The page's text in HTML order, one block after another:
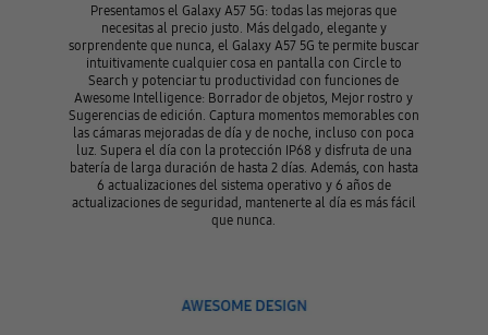
Presentamos el Galaxy A57 5G: todas las mejoras que
necesitas al precio justo. Más delgado, elegante y
sorprendente que nunca, el Galaxy A57 5G te permite buscar
intuitivamente cualquier cosa en pantalla con Circle to
Search y potenciar tu productividad con funciones de
Awesome Intelligence: Borrador de objetos, Mejor rostro y
Sugerencias de edición. Captura momentos memorables con
las cámaras mejoradas de día y de noche, incluso con poca
luz. Supera el día con la protección IP68 y disfruta de una
batería de larga duración de hasta 2 días. Además, con hasta
6 actualizaciones del sistema operativo y 6 años de
actualizaciones de seguridad, mantenerte al día es más fácil
que nunca.